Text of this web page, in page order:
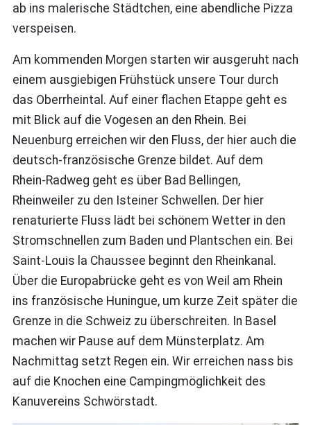
ab ins malerische Städtchen, eine abendliche Pizza
verspeisen.
Am kommenden Morgen starten wir ausgeruht nach
einem ausgiebigen Frühstück unsere Tour durch
das Oberrheintal. Auf einer flachen Etappe geht es
mit Blick auf die Vogesen an den Rhein. Bei
Neuenburg erreichen wir den Fluss, der hier auch die
deutsch-französische Grenze bildet. Auf dem
Rhein-Radweg geht es über Bad Bellingen,
Rheinweiler zu den Isteiner Schwellen. Der hier
renaturierte Fluss lädt bei schönem Wetter in den
Stromschnellen zum Baden und Plantschen ein. Bei
Saint-Louis la Chaussee beginnt den Rheinkanal.
Über die Europabrücke geht es von Weil am Rhein
ins französische Huningue, um kurze Zeit später die
Grenze in die Schweiz zu überschreiten. In Basel
machen wir Pause auf dem Münsterplatz. Am
Nachmittag setzt Regen ein. Wir erreichen nass bis
auf die Knochen eine Campingmöglichkeit des
Kanuvereins Schwörstadt.